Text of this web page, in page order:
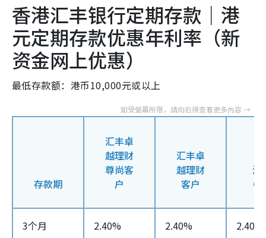
香港汇丰银行定期存款｜港
元定期存款优惠年利率（新
资金网上优惠）
最低存款额：港币10,000元或以上
存款期
汇丰卓
越理财
尊尚客
户
汇丰卓
越理财
客户
汇
3个月 2.40% 2.40% 2.40%